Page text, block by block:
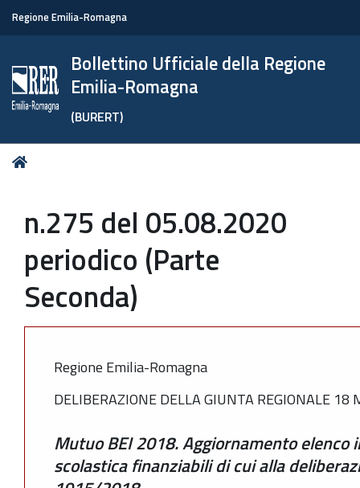
Regione Emilia-Romagna
Bollettino Ufficiale della Regione
Emilia-Romagna
(BURERT)
Tu
n.275 del 05.08.2020
periodico (Parte
Seconda)
Regione Emilia-Romagna
DELIBERAZIONE DELLA GIUNTA REGIONALE 18
Mutuo BEI 2018. Aggiornamento
scolastica finanziabili di cui alla